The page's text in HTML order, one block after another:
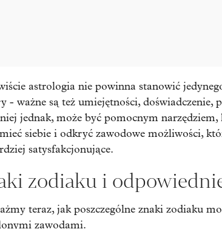
astrologia nie powinna stanowić
- ważne są też umiejętności, doświadczenie,
jednak, może być pomocnym
siebie i odkryć zawodowe możliwości,
satysfakcjonujące.
zodiaku i
teraz, jak poszczególne znaki zodiaku
zawodami.